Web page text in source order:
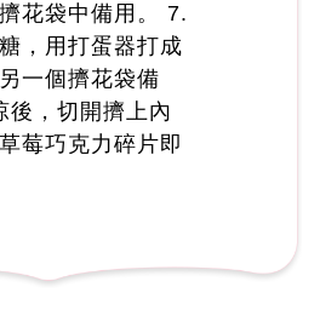
花袋中備用。 7.
，用打蛋器打成
一個擠花袋備
後，切開擠上內
莓巧克力碎片即